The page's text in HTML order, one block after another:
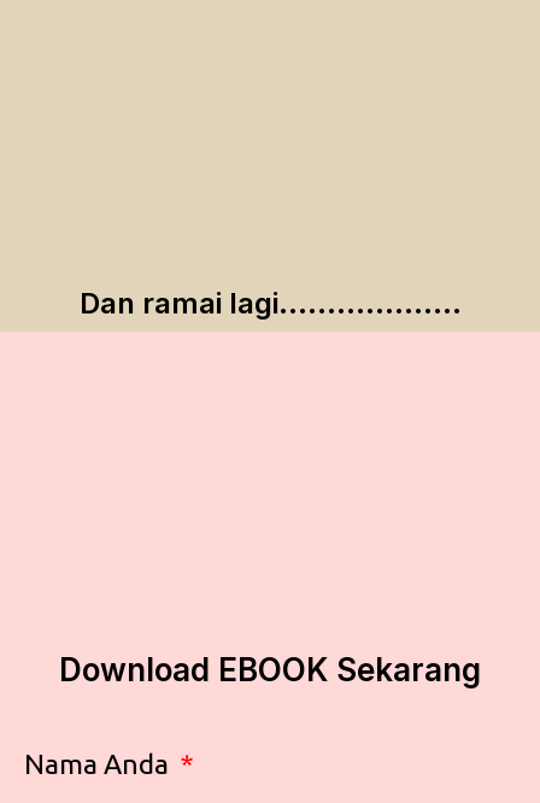
Dan ramai lagi...................
Download EBOOK Sekarang
Nama Anda